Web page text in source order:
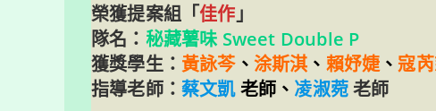
榮獲提案組「佳作」
隊名： 秘藏薯味 Sweet Double P
獲獎學生： 黃詠芩、 涂斯淇 、 賴妤婕、寇
指導老師： 蔡文凱老師、 凌淑菀老師